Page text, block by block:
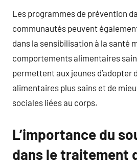
Les programmes de prévention
communautés peuvent
dans la sensibilisation à la santé
comportements alimentaires
permettent aux jeunes d’adopter
alimentaires plus sains et de
sociales liées au corps.
L’importance du
dans le traitement